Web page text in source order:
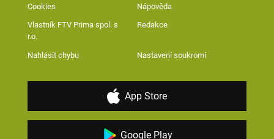
Cookies Nápověda
Vlastník FTV Prima spol. s
r.o.
Redakce
Nahlásit chybu Nastavení soukromí
App Store
Google Play